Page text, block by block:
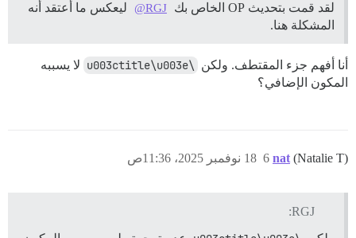
لقد قمت بتحديث OP الخاص بك
@RGJ
ليعكس ما أعتقد أنه
المشكلة هنا.
أنا أفهم جزء المقتطف. ولكن \u003ctitle\u003e
لا يسببه
المكون الإضافي؟
nat (Natalie T) 18 نوفمبر 2025، 11:36ص 6
RGJ: